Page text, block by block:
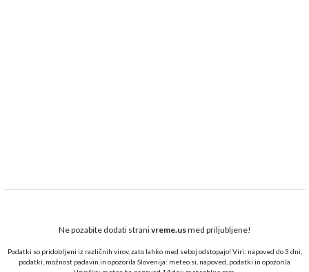
Ne pozabite dodati stranivreme.usmed priljubljene!
Podatki so pridobljeni iz različnih virov, zato lahko med seboj odstopajo! Viri: napoved do 3 dni,
podatki, možnost padavin in opozorila Slovenija: meteo.si, napoved, podatki in opozorila